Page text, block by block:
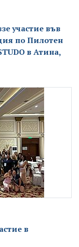
участие във
по Пилотен
в Атина,
в